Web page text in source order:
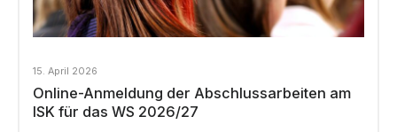
15. April 2026
Online-Anmeldung der Abschlussarbeiten am
ISK für das WS 2026/27